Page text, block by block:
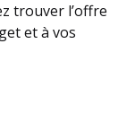
trouver l’offre
et à vos